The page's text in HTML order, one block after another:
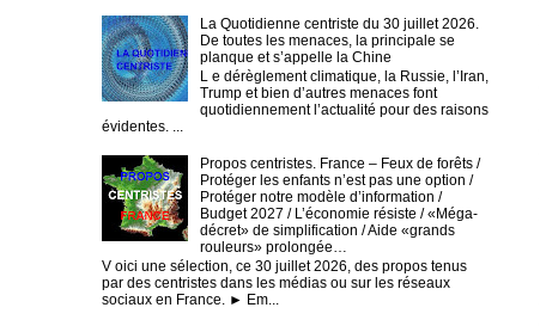
La Quotidienne centriste du 30 juillet 2026.
De toutes les menaces, la principale se
planque et s’appelle la Chine
L e dérèglement climatique, la Russie, l’Iran,
Trump et bien d’autres menaces font
quotidiennement l’actualité pour des raisons
évidentes. ...
Propos centristes. France – Feux de forêts /
Protéger les enfants n’est pas une option /
Protéger notre modèle d’information /
Budget 2027 / L’économie résiste / «Méga-
décret» de simplification / Aide «grands
rouleurs» prolongée…
V oici une sélection, ce 30 juillet 2026, des propos tenus
par des centristes dans les médias ou sur les réseaux
sociaux en France. ► Em...